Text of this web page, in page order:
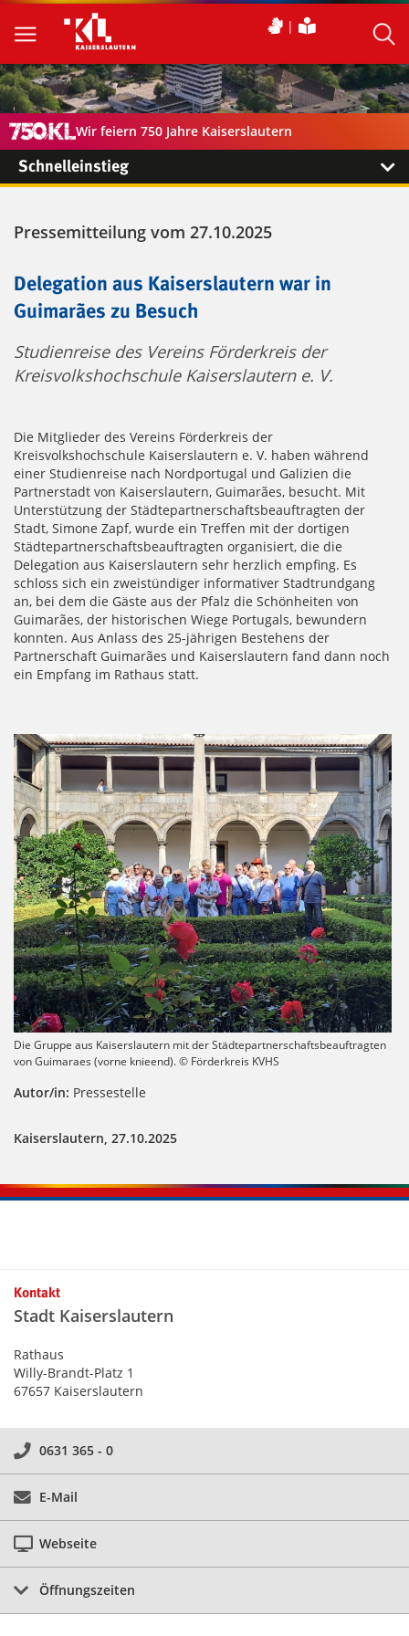
Wir feiern 750 Jahre Kaiserslautern
Schnelleinstieg
Pressemitteilung vom 27.10.2025
Delegation aus Kaiserslautern war in
Guimarães zu Besuch
Studienreise des Vereins Förderkreis der
Kreisvolkshochschule Kaiserslautern e. V.
Die Mitglieder des Vereins Förderkreis der
Kreisvolkshochschule Kaiserslautern e. V. haben während
einer Studienreise nach Nordportugal und Galizien die
Partnerstadt von Kaiserslautern, Guimarães, besucht. Mit
Unterstützung der Städtepartnerschaftsbeauftragten der
Stadt, Simone Zapf, wurde ein Treffen mit der dortigen
Städtepartnerschaftsbeauftragten organisiert, die die
Delegation aus Kaiserslautern sehr herzlich empfing. Es
schloss sich ein zweistündiger informativer Stadtrundgang
an, bei dem die Gäste aus der Pfalz die Schönheiten von
Guimarães, der historischen Wiege Portugals, bewundern
konnten. Aus Anlass des 25-jährigen Bestehens der
Partnerschaft Guimarães und Kaiserslautern fand dann noch
ein Empfang im Rathaus statt.
Die Gruppe aus Kaiserslautern mit der Städtepartnerschaftsbeauftragten
von Guimaraes (vorne knieend). © Förderkreis KVHS
Autor/in: Pressestelle
Kaiserslautern, 27.10.2025
Kontakt
Stadt Kaiserslautern
Rathaus
Willy-Brandt-Platz 1
67657 Kaiserslautern
0631 365 - 0
E-Mail
Webseite
Öffnungszeiten